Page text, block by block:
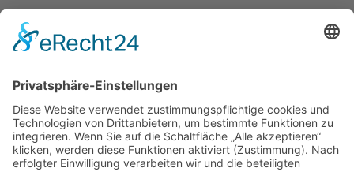
mehr erfahren...
Dachdeckerei J. Metzger •Impressum